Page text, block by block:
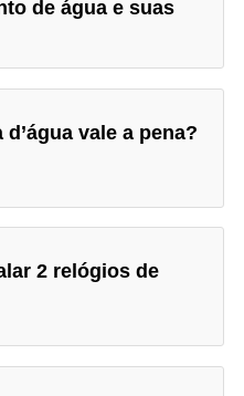
de água e suas
vale a pena?
2 relógios de